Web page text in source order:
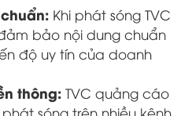
Khi phát sóng TVC
bảo nội dung chuẩn
độ uy tín của doanh
thông: TVC quảng cáo